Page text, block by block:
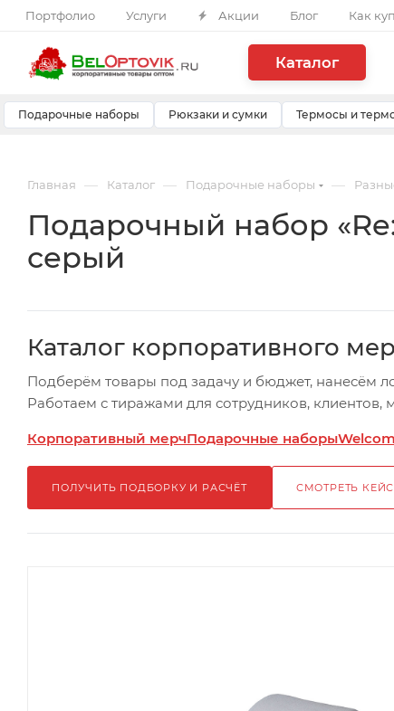
Портфолио Услуги Акции Блог Как
Каталог
Подарочные наборы Рюкзаки и сумки Термосы и
Главная — Каталог — Подарочные наборы —
Подарочный набор
серый
Каталог корпоративного
Подберём товары под задачу и бюджет, нанесём
Работаем с тиражами для сотрудников,
Корпоративный мерчПодарочные наборы
ПОЛУЧИТЬ ПОДБОРКУ И РАСЧЁТ СМОТРЕТЬ